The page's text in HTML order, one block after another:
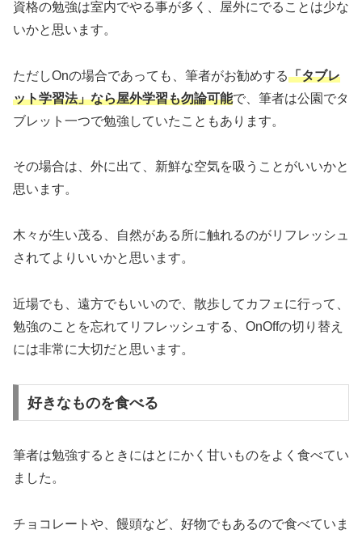
資格の勉強は室内でやる事が多く、屋外にでることは少な
いかと思います。
ただしOnの場合であっても、筆者がお勧めする「タブレ
ット学習法」なら屋外学習も勿論可能で、筆者は公園でタ
ブレット一つで勉強していたこともあります。
その場合は、外に出て、新鮮な空気を吸うことがいいかと
思います。
木々が生い茂る、自然がある所に触れるのがリフレッシュ
されてよりいいかと思います。
近場でも、遠方でもいいので、散歩してカフェに行って、
勉強のことを忘れてリフレッシュする、OnOffの切り替え
には非常に大切だと思います。
好きなものを食べる
筆者は勉強するときにはとにかく甘いものをよく食べてい
ました。
チョコレートや、饅頭など、好物でもあるので食べていま